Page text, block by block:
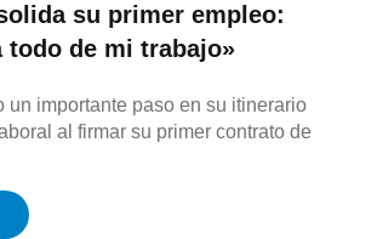
su primer empleo:
todo de mi trabajo»
un importante paso en su itinerario
al firmar su primer contrato de